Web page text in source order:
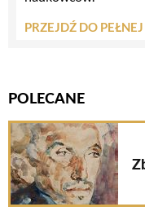
PRZEJDŹ DO
Polecane rotator
POLECANE